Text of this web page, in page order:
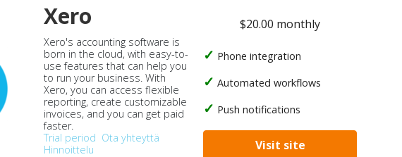
Xero
Xero's accounting software is
born in the cloud, with easy-to-
use features that can help you
to run your business. With
Xero, you can access flexible
reporting, create customizable
invoices, and you can get paid
faster.
Trial period Ota yhteyttä
Hinnoittelu
$20.00 monthly
Phone integration
Automated workflows
Push notifications
Visit site